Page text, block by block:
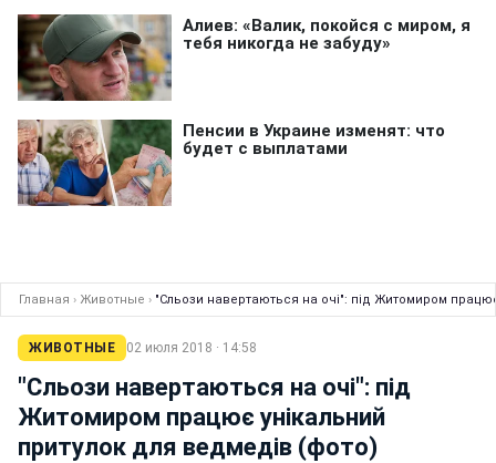
Главная › Животные › "Сльози навертаються на очі": під Житомиром
ЖИВОТНЫЕ 02 июля 2018 · 14:58
"Сльози навертаються на очі": під
Житомиром працює унікальний
притулок для ведмедів (фото)